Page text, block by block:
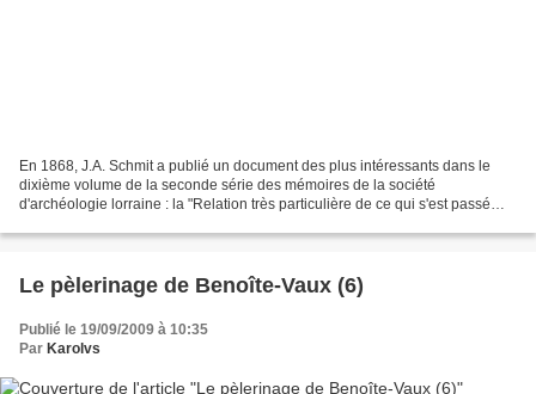
En 1868, J.A. Schmit a publié un document des plus intéressants dans le
dixième volume de la seconde série des mémoires de la société
d'archéologie lorraine : la "Relation très particulière de ce qui s'est passé
Le pèlerinage de Benoîte-Vaux (6)
Publié le 19/09/2009 à 10:35
Par Karolvs